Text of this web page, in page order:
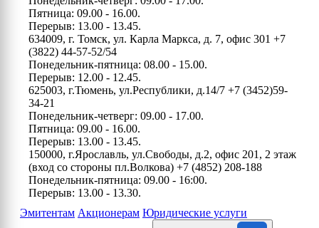
Пятница: 09.00 - 16.00.
Перерыв: 13.00 - 13.45.
634009, г. Томск, ул. Карла Маркса, д. 7, офис 301 +7
(3822) 44-57-52/54
Понедельник-пятница: 08.00 - 15.00.
Перерыв: 12.00 - 12.45.
625003, г.Тюмень, ул.Республики, д.14/7 +7 (3452)59-
34-21
Понедельник-четверг: 09.00 - 17.00.
Пятница: 09.00 - 16.00.
Перерыв: 13.00 - 13.45.
150000, г.Ярославль, ул.Свободы, д.2, офис 201, 2 этаж
(вход со стороны пл.Волкова) +7 (4852) 208-188
Понедельник-пятница: 09.00 - 16:00.
Перерыв: 13.00 - 13.30.
Эмитентам Акционерам Юридические услуги